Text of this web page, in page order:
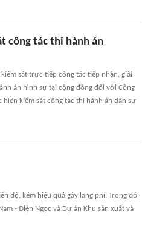
công tác thi hành án
sát trực tiếp công tác tiếp nhận, giải
án hình sự tại cộng đồng đối với Công
kiểm sát công tác thi hành án dân sự
độ, kém hiệu quả gây lãng phí. Trong đó
- Điện Ngọc và Dự án Khu sản xuất và